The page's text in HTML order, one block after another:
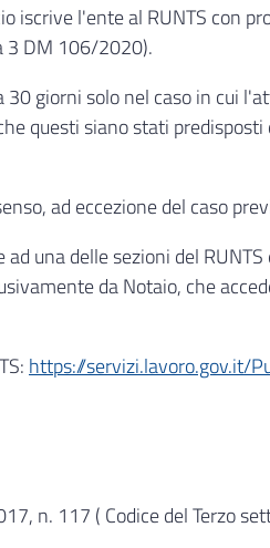
iscrive l'ente al RUNTS con
3 DM 106/2020).
giorni solo nel caso in cui
questi siano stati
ad eccezione del caso
una delle sezioni del
da Notaio, che
https://servizi.lavoro.gov.it/
n. 117 ( Codice del Terzo